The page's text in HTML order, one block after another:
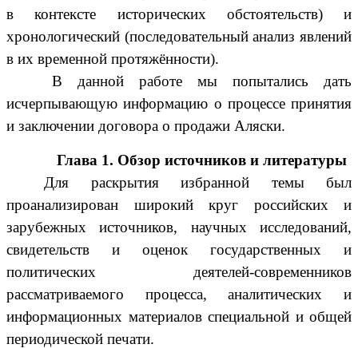
в контексте исторических обстоятельств) и
хронологический (последовательный анализ явлений
в их временной протяжённости).
В данной работе мы попытались дать
исчерпывающую информацию о процессе принятия
и заключении договора о продажи Аляски.
Глава 1. Обзор источников и литературы
Для раскрытия избранной темы был
проанализирован широкий круг российских и
зарубежных источников, научных исследований,
свидетельств и оценок государственных и
политических деятелей-современников
рассматриваемого процесса, аналитических и
информационных материалов специальной и общей
периодической печати.